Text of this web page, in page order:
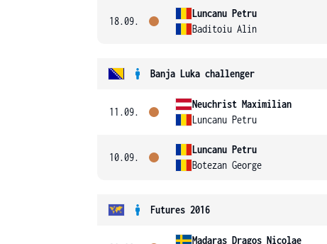
18.09.
Luncanu Petru
Baditoiu Alin
Banja Luka challenger
11.09.
Neuchrist Maximilian
Luncanu Petru
10.09.
Luncanu Petru
Botezan George
Futures 2016
Madaras Dragos Nicolae